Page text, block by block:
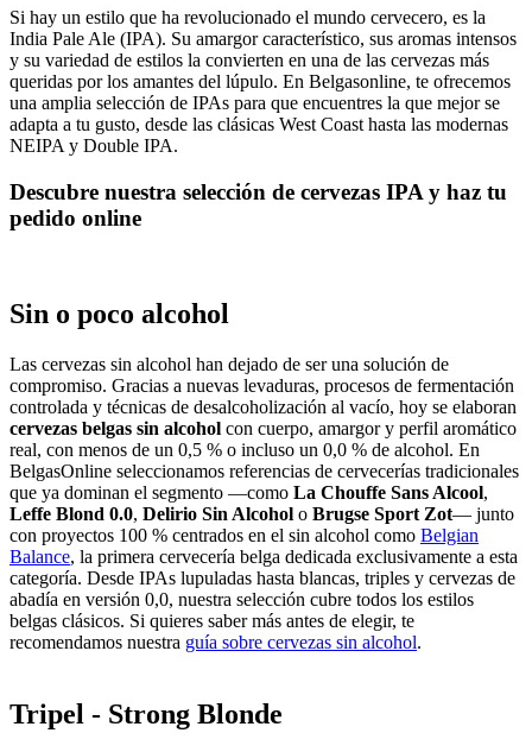
Si hay un estilo que ha revolucionado el mundo cervecero, es la
India Pale Ale (IPA). Su amargor característico, sus aromas intensos
y su variedad de estilos la convierten en una de las cervezas más
queridas por los amantes del lúpulo. En Belgasonline, te ofrecemos
una amplia selección de IPAs para que encuentres la que mejor se
adapta a tu gusto, desde las clásicas West Coast hasta las modernas
NEIPA y Double IPA.
Descubre nuestra selección de cervezas IPA y haz tu
pedido online
Sin o poco alcohol
Las cervezas sin alcohol han dejado de ser una solución de
compromiso. Gracias a nuevas levaduras, procesos de fermentación
controlada y técnicas de desalcoholización al vacío, hoy se elaboran
cervezas belgas sin alcohol con cuerpo, amargor y perfil aromático
real, con menos de un 0,5 % o incluso un 0,0 % de alcohol. En
BelgasOnline seleccionamos referencias de cervecerías tradicionales
que ya dominan el segmento —como La Chouffe Sans Alcool,
Leffe Blond 0.0, Delirio Sin Alcohol o Brugse Sport Zot— junto
con proyectos 100 % centrados en el sin alcohol como Belgian
Balance, la primera cervecería belga dedicada exclusivamente a esta
categoría. Desde IPAs lupuladas hasta blancas, triples y cervezas de
abadía en versión 0,0, nuestra selección cubre todos los estilos
belgas clásicos. Si quieres saber más antes de elegir, te
recomendamos nuestra guía sobre cervezas sin alcohol.
Tripel - Strong Blonde